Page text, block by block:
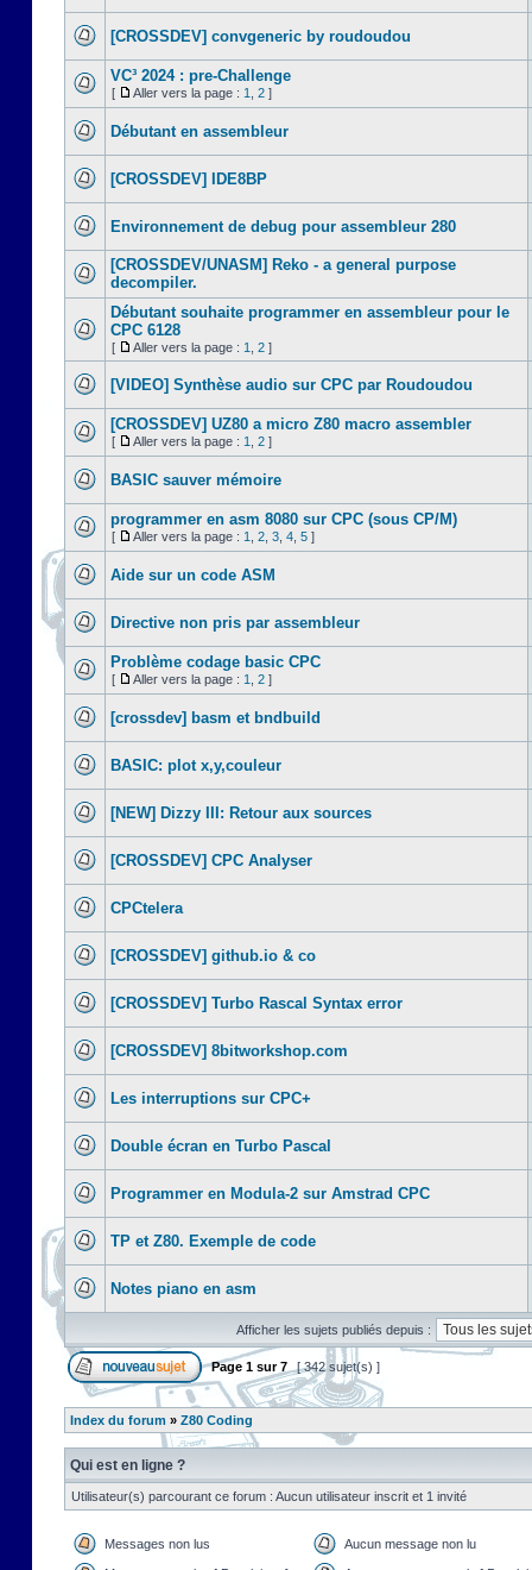
[CROSSDEV] convgeneric by roudoudou
VC³ 2024 : pre-Challenge
[ Aller vers la page : 1 2 ]
Débutant en assembleur
[CROSSDEV] IDE8BP
Environnement de debug pour assembleur 280
[CROSSDEV/UNASM] Reko - a general purpose
decompiler.
Débutant souhaite programmer en assembleur pour le
CPC 6128
[ Aller vers la page : 1 2 ]
[VIDEO] Synthèse audio sur CPC par Roudoudou
[CROSSDEV] UZ80 a micro Z80 macro assembler
[ Aller vers la page : 1 2 ]
BASIC sauver mémoire
programmer en asm 8080 sur CPC (sous CP/M)
[ Aller vers la page : 1 2 3 4 5 ]
Aide sur un code ASM
Directive non pris par assembleur
Problème codage basic CPC
[ Aller vers la page : 1 2 ]
[crossdev] basm et bndbuild
BASIC: plot x,y,couleur
[NEW] Dizzy III: Retour aux sources
[CROSSDEV] CPC Analyser
CPCtelera
[CROSSDEV] github.io & co
[CROSSDEV] Turbo Rascal Syntax error
[CROSSDEV] 8bitworkshop.com
Les interruptions sur CPC+
Double écran en Turbo Pascal
Programmer en Modula-2 sur Amstrad CPC
TP et Z80. Exemple de code
Notes piano en asm
Afficher les sujets publiés depuis :
Page 1 sur7 [ 342 sujet(s) ]
Index du forum » Z80 Coding
Qui est en ligne ?
Utilisateur(s) parcourant ce forum : Aucun utilisateur inscrit et 1 invité
Messages non lus Aucun message non lu